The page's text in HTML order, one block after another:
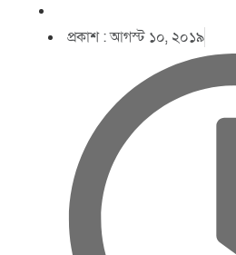
প্রকাশ :আগস্ট ১০, ২০১৯